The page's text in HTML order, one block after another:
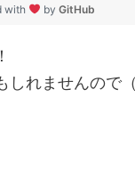
with by GitHub
れませんので（